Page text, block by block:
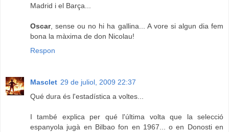
Madrid i el Barça...
Oscar, sense ou no hi ha gallina... A vore si algun dia fem
bona la màxima de don Nicolau!
Respon
Masclet 29 de juliol, 2009 22:37
Qué dura és l'estadística a voltes...
I també explica per qué l'última volta que la selecció
espanyola jugà en Bilbao fon en 1967... o en Donosti en